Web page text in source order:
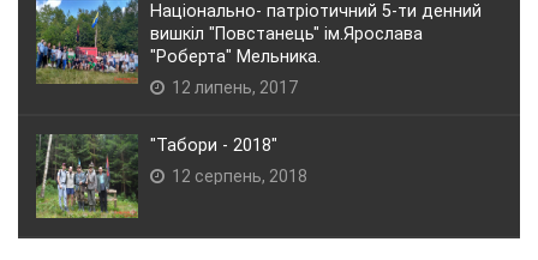
Національно- патріотичний 5-ти денний
вишкіл "Повстанець" ім.Ярослава
"Роберта" Мельника.
12 липень, 2017
"Табори - 2018"
12 серпень, 2018